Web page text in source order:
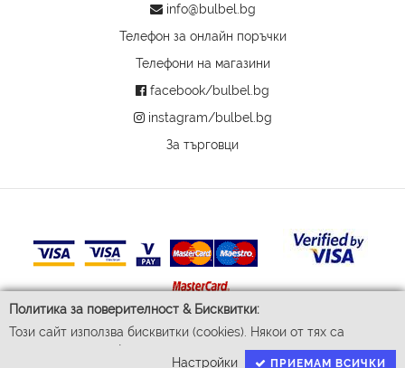
Политика за поверителност & Бисквитки:
Този сайт използва бисквитки (cookies). Някои от тях са
задължителни за функционирането му, докато други ни
Настройки ПРИЕМАМ ВСИЧКИ
info@bulbel.bg
Телефон за онлайн поръчки
Телефони на магазини
facebook/bulbel.bg
instagram/bulbel.bg
За търговци
© 2026 Бул-Бел ЕООД
Всички права запазени